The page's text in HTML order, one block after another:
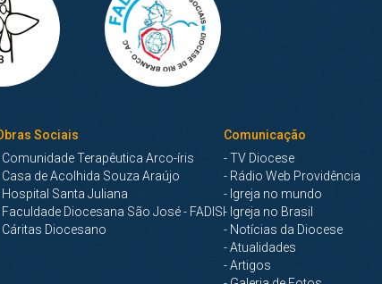
Sociais
Comunidade Terapêutica Arco-íris
Casa de Acolhida Souza Araújo
Hospital Santa Juliana
Faculdade Diocesana São José - FADISI
Cáritas Diocesano
Comunicação
- TV Diocese
- Rádio Web Providência
- Igreja no mundo
- Igreja no Brasil
- Notícias da Diocese
- Atualidades
- Artigos